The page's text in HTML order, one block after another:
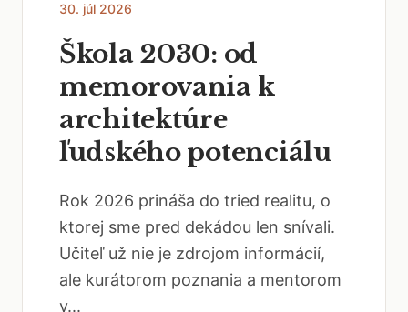
30. júl 2026
Škola 2030: od
memorovania k
architektúre
ľudského potenciálu
Rok 2026 prináša do tried realitu, o
ktorej sme pred dekádou len snívali.
Učiteľ už nie je zdrojom informácií,
ale kurátorom poznania a mentorom
v...